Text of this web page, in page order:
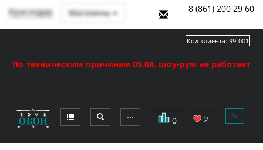
Краснодар Магазины 8 (861) 200 29 60
По техническим причинам 09.08. шоу-рум не работает
⋯ 0 2
Код клиента: 99-001